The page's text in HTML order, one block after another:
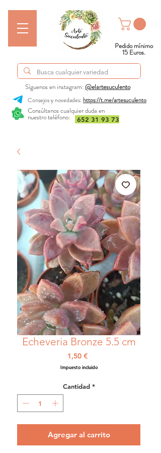
Consúltanos cualquier duda en
nuestro teléfono:
Síguenos en instagram:@elartesuculento
652 31 93 73
Consejos y novedades: https://t.me/artesuculento
Pedido mínimo
15 Euros.
Echeveria Bronze 5.5 cm
1,50 €Precio
Impuesto incluido
Cantidad *
Agregar al carrito